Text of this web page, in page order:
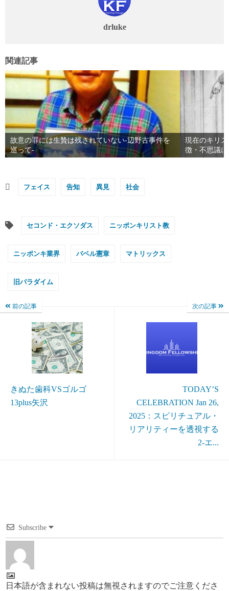
drluke
関連記事
故意の罪には生贄は残されていない-辺野古事件を
巡って-
現在のキリ
徴・不思議
フェイス 告知 異見 社会
セコンド・エクソダス ニッポンキリスト教
ニッポンキ業界 バベル憲章 マトリックス
旧パラダイム
前の記事
きぬた歯科VSゴルゴ
13plus矢沢
次の記事
TODAY’S
CELEBRATION Jan 26,
2025：スピリチュアル・
リアリティーを透視する
2-エ...
Subscribe
日本語が含まれない投稿は無視されますのでご注意くださ